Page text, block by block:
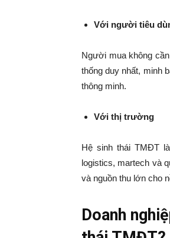
Với người tiêu
Người mua không
thống duy nhất, minh
thông minh.
Với thị trường
Hệ sinh thái TMĐT
logistics, martech và
và nguồn thu lớn cho
Doanh